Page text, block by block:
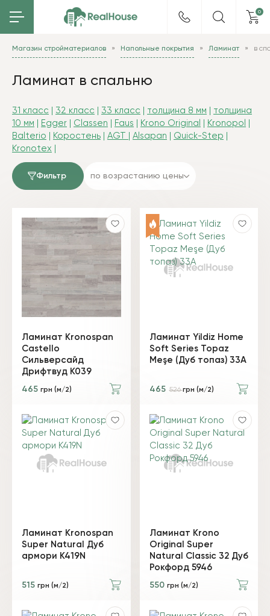
0
Магазин стройматериалов Напольные покрытия Ламинат в
Ламинат в спальню
31 класс 32 класс 33 класс толщина 8 мм
толщина
10 мм
Egger Classen Faus Krono Original Kronopol
Balterio
Коростень AGT Alsapan Quick-Step
Kronotex
Фильтр по возрастанию цены
Ламинат Kronospan
Castello
Сильверсайд
Дрифтвуд K039
465 грн (м/2)
Ламинат Yildiz Home
Soft Series Topaz
Meşe (Дуб топаз) 33A
465 526грн (м/2)
Ламинат Kronospan
Super Natural Дуб
армори K419N
515 грн (м/2)
Ламинат Krono
Original Super
Natural Classic 32 Дуб
Рокфорд 5946
550 грн (м/2)